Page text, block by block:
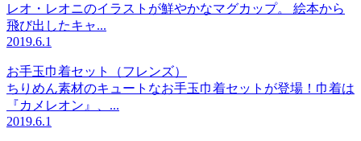
レオ・レオニのイラストが鮮やかなマグカップ。 絵本から
飛び出したキャ...
2019.6.1
お手玉巾着セット（フレンズ）
ちりめん素材のキュートなお手玉巾着セットが登場！巾着は
『カメレオン』、...
2019.6.1